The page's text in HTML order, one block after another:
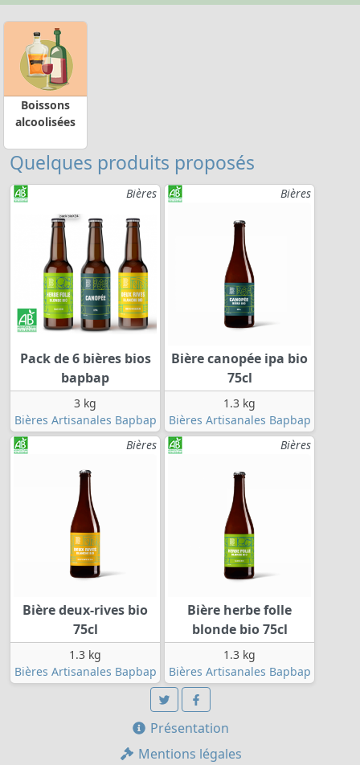
Boissons
alcoolisées
Quelques produits proposés
Bières
Pack de 6 bières bios
bapbap
3 kg
Bières Artisanales Bapbap
Bières
Bière canopée ipa bio
75cl
1.3 kg
Bières Artisanales Bapbap
Bières
Bière deux-rives bio
75cl
1.3 kg
Bières Artisanales Bapbap
Bières
Bière herbe folle
blonde bio 75cl
1.3 kg
Bières Artisanales Bapbap
Présentation
Mentions légales